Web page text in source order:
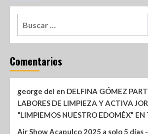
Comentarios
george del en DELFINA GÓMEZ
LABORES DE LIMPIEZA Y ACTIVA
“LIMPIEMOS NUESTRO EDOMÉX” EN
Air Show Acapulco 2025 a solo 5 días